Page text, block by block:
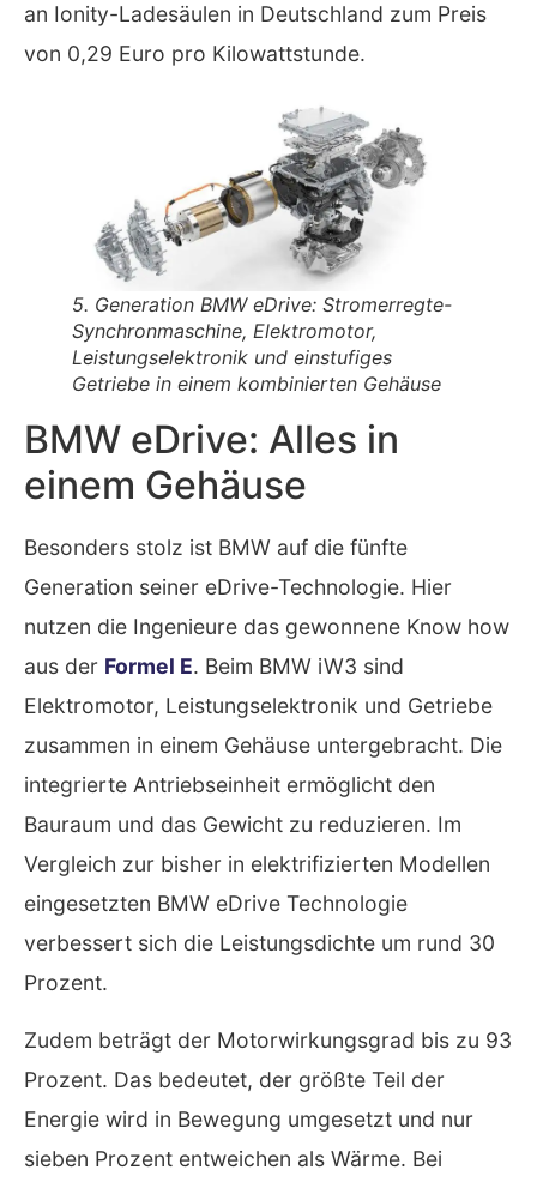
an Ionity-Ladesäulen in Deutschland zum Preis
von 0,29 Euro pro Kilowattstunde.
5. Generation BMW eDrive: Stromerregte-
Synchronmaschine, Elektromotor,
Leistungselektronik und einstufiges
Getriebe in einem kombinierten Gehäuse
BMW eDrive: Alles in
einem Gehäuse
Besonders stolz ist BMW auf die fünfte
Generation seiner eDrive-Technologie. Hier
nutzen die Ingenieure das gewonnene Know how
aus der Formel E. Beim BMW iW3 sind
Elektromotor, Leistungselektronik und Getriebe
zusammen in einem Gehäuse untergebracht. Die
integrierte Antriebseinheit ermöglicht den
Bauraum und das Gewicht zu reduzieren. Im
Vergleich zur bisher in elektrifizierten Modellen
eingesetzten BMW eDrive Technologie
verbessert sich die Leistungsdichte um rund 30
Prozent.
Zudem beträgt der Motorwirkungsgrad bis zu 93
Prozent. Das bedeutet, der größte Teil der
Energie wird in Bewegung umgesetzt und nur
sieben Prozent entweichen als Wärme. Bei